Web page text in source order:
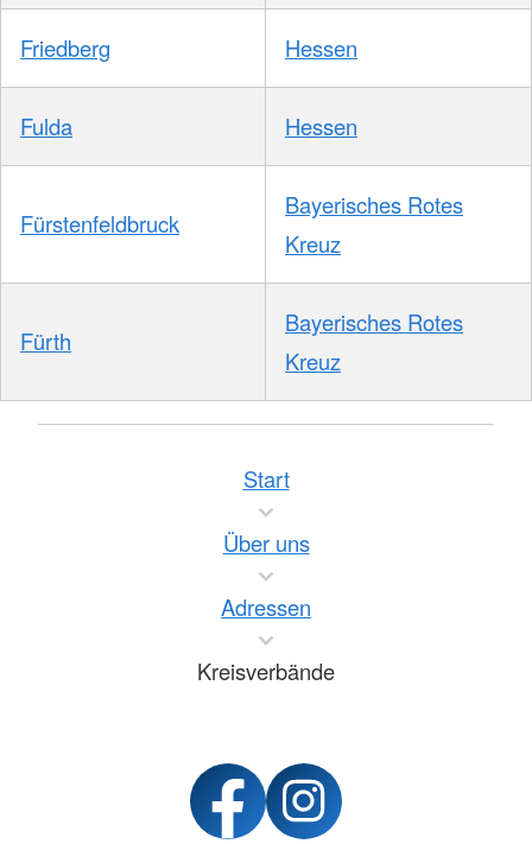
Friedberg Hessen
Fulda Hessen
Fürstenfeldbruck
Bayerisches Rotes
Kreuz
Fürth
Bayerisches Rotes
Kreuz
Start
Über uns
Adressen
Kreisverbände